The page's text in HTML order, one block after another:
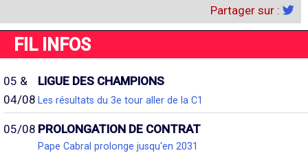
Partager sur :
FIL INFOS
05 &
04/08
LIGUE DES CHAMPIONS
Les résultats du 3e tour aller de la C1
05/08 PROLONGATION DE CONTRAT
Pape Cabral prolonge jusqu'en 2031